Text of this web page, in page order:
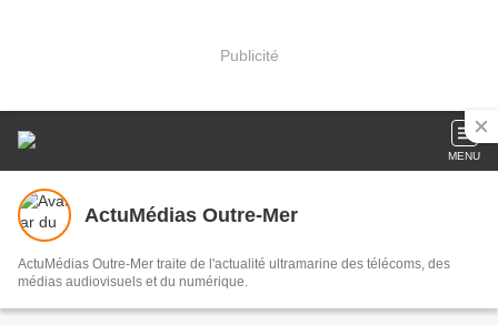
Publicité
MENU
ActuMédias Outre-Mer
ActuMédias Outre-Mer traite de l'actualité ultramarine des télécoms, des
médias audiovisuels et du numérique.